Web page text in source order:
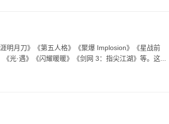
明月刀》《第五人格》《聚爆 Implosion》《星战前
光·遇》《闪耀暖暖》《剑网 3：指尖江湖》等。这...